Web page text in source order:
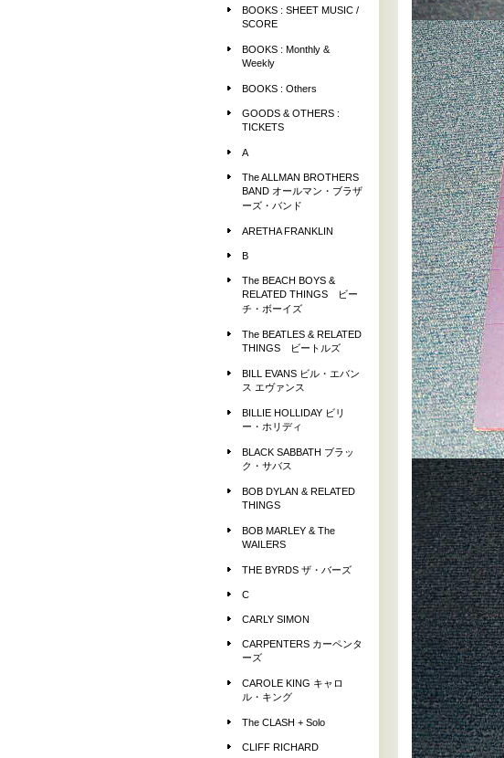
BOOKS : SHEET MUSIC /
SCORE
BOOKS : Monthly &
Weekly
BOOKS : Others
GOODS & OTHERS :
TICKETS
A
The ALLMAN BROTHERS
BAND オールマン・ブラザ
ーズ・バンド
ARETHA FRANKLIN
B
The BEACH BOYS &
RELATED THINGS ビー
チ・ボーイズ
The BEATLES & RELATED
THINGS ビートルズ
BILL EVANS ビル・エバン
ス エヴァンス
BILLIE HOLLIDAY ビリ
ー・ホリディ
BLACK SABBATH ブラッ
ク・サバス
BOB DYLAN & RELATED
THINGS
BOB MARLEY & The
WAILERS
THE BYRDS ザ・バーズ
C
CARLY SIMON
CARPENTERS カーペンタ
ーズ
CAROLE KING キャロ
ル・キング
The CLASH + Solo
CLIFF RICHARD